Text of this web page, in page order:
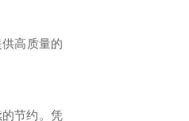
高质量的
节约。凭